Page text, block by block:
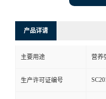
产品详请
主要用途 营养
生产许可证编号